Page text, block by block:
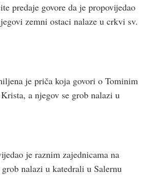
predaje govore da je propovijedao
zemni ostaci nalaze u crkvi sv.
je priča koja govori o Tominim
a njegov se grob nalazi u
je raznim zajednicama na
nalazi u katedrali u Salernu